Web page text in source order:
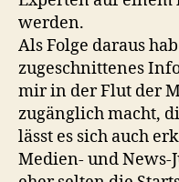
werden.
Als Folge daraus
zugeschnittenes
mir in der Flut der
zugänglich macht,
lässt es sich auch
Medien- und